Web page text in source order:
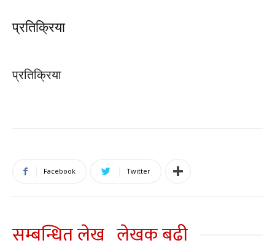
प्रतिक्रिया
प्रतिक्रिया
Facebook Twitter
सम्बन्धित लेख लेखक बढी